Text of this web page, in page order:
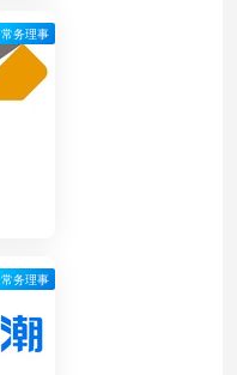
常务理事
常务理事